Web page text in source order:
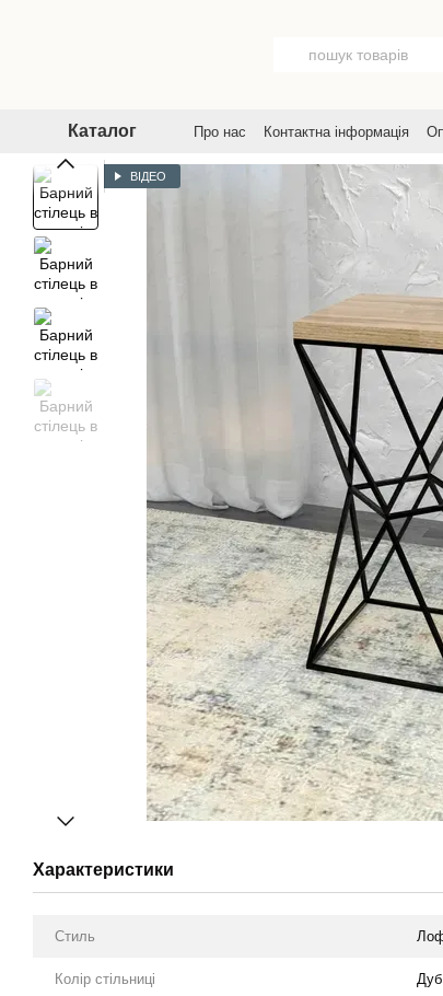
Каталог Про нас Контактна інформація
ВІДЕО
Характеристики
Стиль
Колір стільниці Дуб